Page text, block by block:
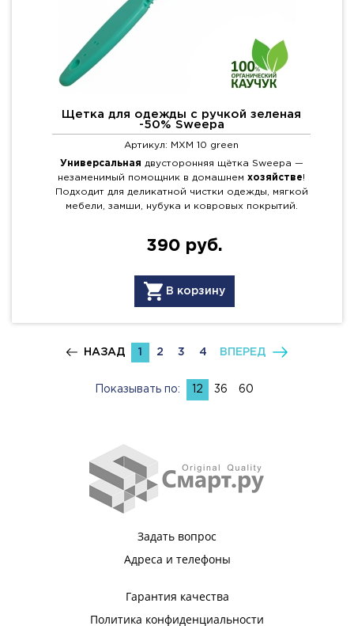
Щетка для одежды с ручкой зеленая
-50% Sweepa
Артикул: MXM 10 green
Универсальная двусторонняя щётка Sweepa —
незаменимый помощник в домашнем хозяйстве!
Подходит для деликатной чистки одежды, мягкой
мебели, замши, нубука и ковровых покрытий.
390 руб.
В корзину
НАЗАД 1 2 3 4 ВПЕРЕД
Показывать по: 12 36 60
Задать вопрос
Адреса и телефоны
Гарантия качества
Политика конфиденциальности